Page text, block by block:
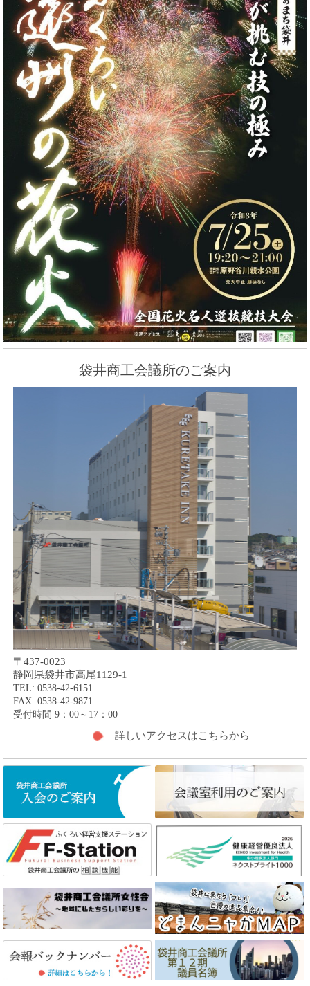
袋井商工会議所のご案内
〒437-0023
静岡県袋井市高尾1129-1
TEL: 0538-42-6151
FAX: 0538-42-9871
受付時間 9：00～17：00
詳しいアクセスはこちらから